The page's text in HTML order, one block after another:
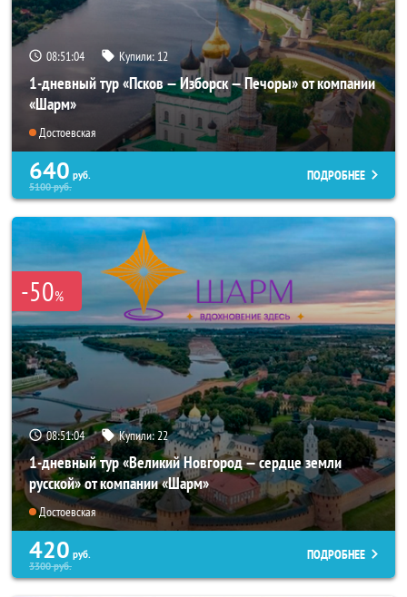
08:51:02 Купили: 12
1-дневный тур «Псков — Изборск — Печоры» от компании
«Шарм»
Достоевская
640 руб.
5100руб.
ПОДРОБНЕЕ
-50%
08:51:02 Купили: 22
1-дневный тур «Великий Новгород — сердце земли
русской» от компании «Шарм»
Достоевская
420 руб.
3300руб.
ПОДРОБНЕЕ